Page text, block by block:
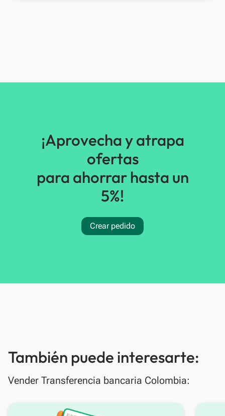
¡Aprovecha y atrapa
ofertas
para ahorrar hasta un
5%!
Crear pedido
También puede interesarte:
Vender Transferencia bancaria Colombia: